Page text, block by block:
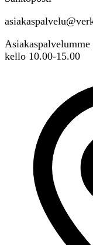
kello 10.00-15.00